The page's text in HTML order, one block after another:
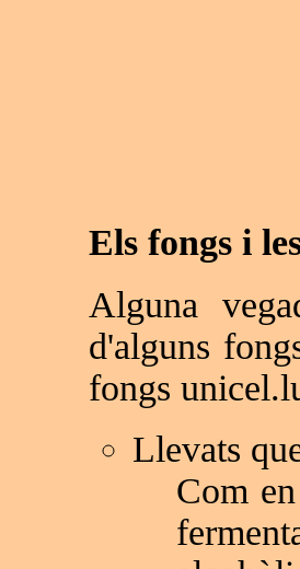
Els fongs i
Alguna
d'alguns
fongs
Llevats
Com